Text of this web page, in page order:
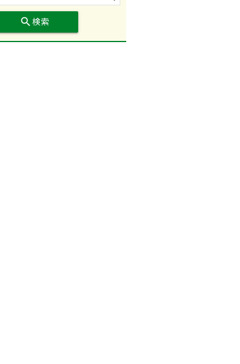
search 検索